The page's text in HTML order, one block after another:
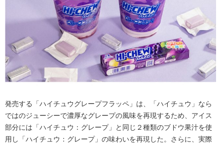
発売する「ハイチュウグレープフラッペ」は、「ハイチュウ」なら
ではのジューシーで濃厚なグレープの風味を再現するため、アイス
部分には「ハイチュウ：グレープ」と同じ２種類のブドウ果汁を使
用し「ハイチュウ：グレープ」の味わいを再現した。さらに、実際